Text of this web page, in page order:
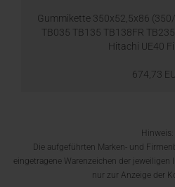
Gummikette 350x52,5x86
TB035 TB135 TB138FR
Hitachi UE40
674,73
Hinweis:
Die aufgeführten Marken- und
eingetragene Warenzeichen der
nur zur Anzeige der